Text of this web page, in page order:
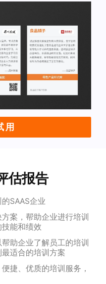
用
估报告
SAAS企业
案，帮助企业进行培训
能和绩效
助企业了解员工的培训
适合的培训方案
捷、优质的培训服务，